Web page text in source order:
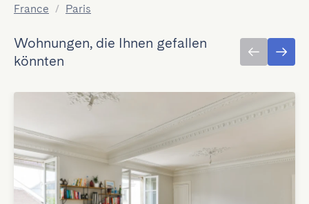
France / Paris
Wohnungen, die Ihnen gefallen
könnten